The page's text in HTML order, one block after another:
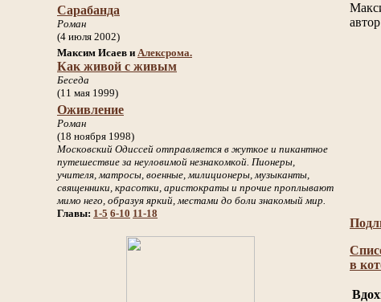
Сарабанда
Роман
(4 июля 2002)
Максим Исаев и Алексрома.
Как живой с живым
Беседа
(11 мая 1999)
Оживление
Роман
(18 ноября 1998)
Московский Одиссей отправляется в жуткое и пикантное
путешествие за неуловимой незнакомкой. Пионеры,
учителя, матросы, военные, милиционеры, музыканты,
священники, красотки, аристократы и прочие проплывают
мимо него, образуя яркий, местами до боли знакомый мир.
Главы: 1-5 6-10 11-18
в